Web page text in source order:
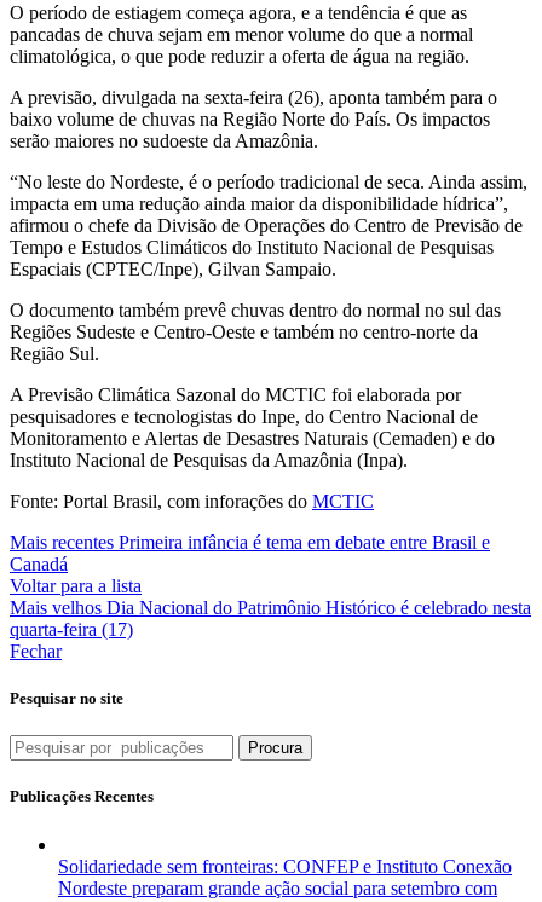
O período de estiagem começa agora, e a tendência é que as
pancadas de chuva sejam em menor volume do que a normal
climatológica, o que pode reduzir a oferta de água na região.
A previsão, divulgada na sexta-feira (26), aponta também para o
baixo volume de chuvas na Região Norte do País. Os impactos
serão maiores no sudoeste da Amazônia.
“No leste do Nordeste, é o período tradicional de seca. Ainda assim,
impacta em uma redução ainda maior da disponibilidade hídrica”,
afirmou o chefe da Divisão de Operações do Centro de Previsão de
Tempo e Estudos Climáticos do Instituto Nacional de Pesquisas
Espaciais (CPTEC/Inpe), Gilvan Sampaio.
O documento também prevê chuvas dentro do normal no sul das
Regiões Sudeste e Centro-Oeste e também no centro-norte da
Região Sul.
A Previsão Climática Sazonal do MCTIC foi elaborada por
pesquisadores e tecnologistas do Inpe, do Centro Nacional de
Monitoramento e Alertas de Desastres Naturais (Cemaden) e do
Instituto Nacional de Pesquisas da Amazônia (Inpa).
Fonte: Portal Brasil, com inforações do MCTIC
Mais recentes Primeira infância é tema em debate entre Brasil e
Canadá
Voltar para a lista
Mais velhos Dia Nacional do Patrimônio Histórico é celebrado nesta
quarta-feira (17)
Fechar
Pesquisar no site
Procura
Publicações Recentes
Solidariedade sem fronteiras: CONFEP e Instituto Conexão
Nordeste preparam grande ação social para setembro com